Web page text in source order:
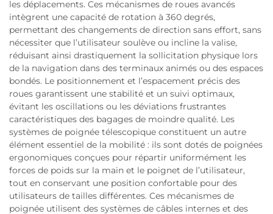
les déplacements. Ces mécanismes de roues avancés
intègrent une capacité de rotation à 360 degrés,
permettant des changements de direction sans effort, sans
nécessiter que l’utilisateur soulève ou incline la valise,
réduisant ainsi drastiquement la sollicitation physique lors
de la navigation dans des terminaux animés ou des espaces
bondés. Le positionnement et l’espacement précis des
roues garantissent une stabilité et un suivi optimaux,
évitant les oscillations ou les déviations frustrantes
caractéristiques des bagages de moindre qualité. Les
systèmes de poignée télescopique constituent un autre
élément essentiel de la mobilité : ils sont dotés de poignées
ergonomiques conçues pour répartir uniformément les
forces de poids sur la main et le poignet de l’utilisateur,
tout en conservant une position confortable pour des
utilisateurs de tailles différentes. Ces mécanismes de
poignée utilisent des systèmes de câbles internes et des